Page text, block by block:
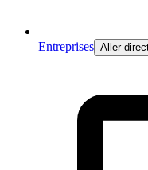
Entreprises Aller